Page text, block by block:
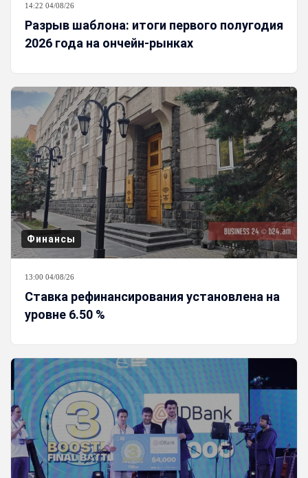
14:22 04/08/26
Разрыв шаблона: итоги первого полугодия
2026 года на ончейн-рынках
Финансы
13:00 04/08/26
Ставка рефинансирования установлена на
уровне 6.50 %